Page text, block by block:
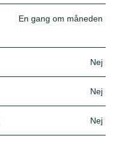
En gang om måneden
Nej
Nej
Nej